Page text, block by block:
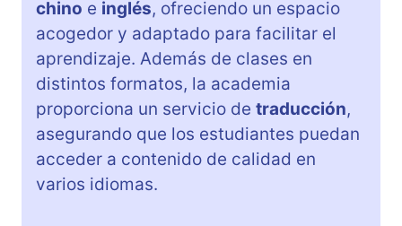
chino e inglés, ofreciendo un espacio
acogedor y adaptado para facilitar el
aprendizaje. Además de clases en
distintos formatos, la academia
proporciona un servicio de traducción,
asegurando que los estudiantes puedan
acceder a contenido de calidad en
varios idiomas.